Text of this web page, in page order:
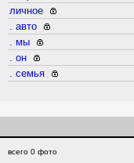
личное
. авто
. мы
. он
. семья
всего 0 фото